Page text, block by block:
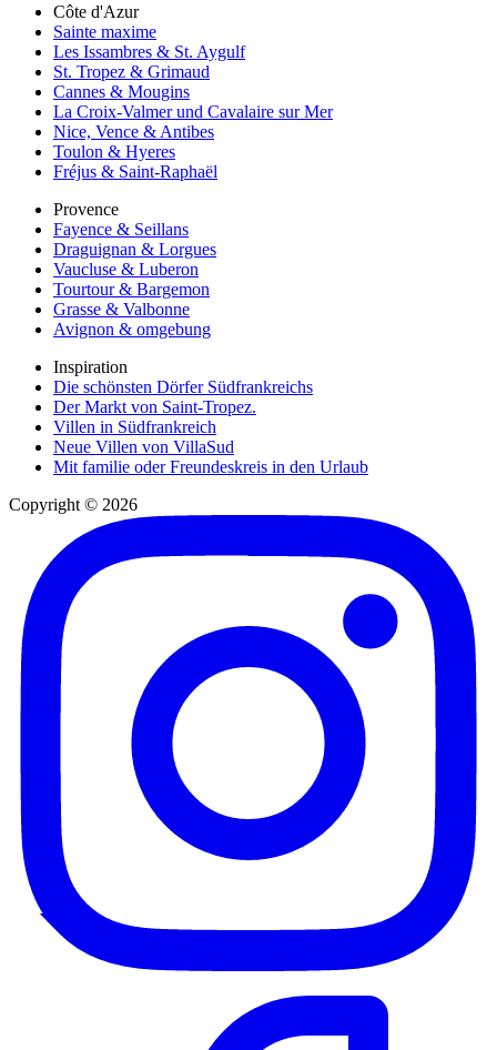
Côte d'Azur
Sainte maxime
Les Issambres & St. Aygulf
St. Tropez & Grimaud
Cannes & Mougins
La Croix-Valmer und Cavalaire sur Mer
Nice, Vence & Antibes
Toulon & Hyeres
Fréjus & Saint-Raphaël
Provence
Fayence & Seillans
Draguignan & Lorgues
Vaucluse & Luberon
Tourtour & Bargemon
Grasse & Valbonne
Avignon & omgebung
Inspiration
Die schönsten Dörfer Südfrankreichs
Der Markt von Saint-Tropez.
Villen in Südfrankreich
Neue Villen von VillaSud
Mit familie oder Freundeskreis in den Urlaub
Copyright © 2026